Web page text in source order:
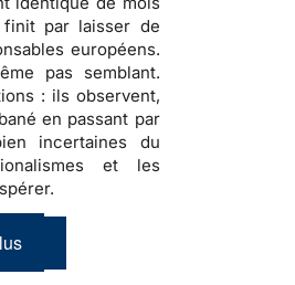
finit par laisser de
européens.
pas semblant.
: ils observent,
en passant par
incertaines du
et les